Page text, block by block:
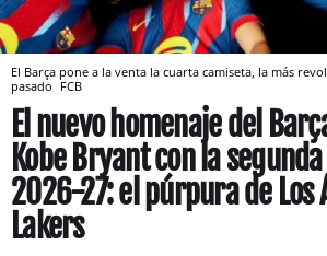
El Barça pone a la venta la cuarta camiseta, la más
pasado FCB
El nuevo homenaje del
Kobe Bryant con la
2026-27: el púrpura de Los
Lakers